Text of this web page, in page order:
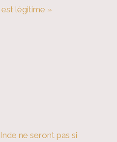
légitime »
ne seront pas si